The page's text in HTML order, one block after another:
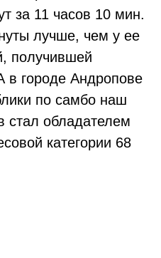
за 11 часов 10 мин.
лучше, чем у ее
получившей
в городе Андропове
по самбо наш
стал обладателем
категории 68